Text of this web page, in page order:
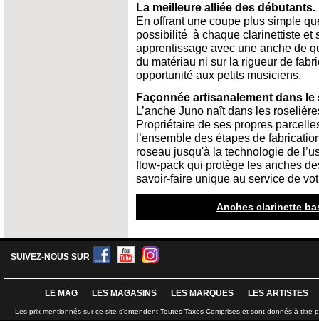
La meilleure alliée des débutants.
En offrant une coupe plus simple
possibilité à chaque clarinettiste et
apprentissage avec une anche de
du matériau ni sur la rigueur de
opportunité aux petits musiciens.
Façonnée artisanalement dans le
L’anche Juno naît dans les
Propriétaire de ses propres
l’ensemble des étapes de
roseau jusqu'à la technologie de
flow-pack qui protège les anches
savoir-faire unique au service de
Anches clarinette
SUIVEZ-NOUS SUR
LE MAG LES MAGASINS LES MARQUES LES ARTISTES
Les prix mentionnés sur ce site s'entendent Toutes Taxes Comprises et sont donnés à